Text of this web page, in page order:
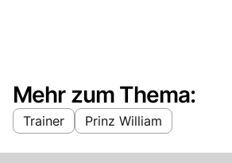
Mehr zum Thema:
Trainer Prinz William